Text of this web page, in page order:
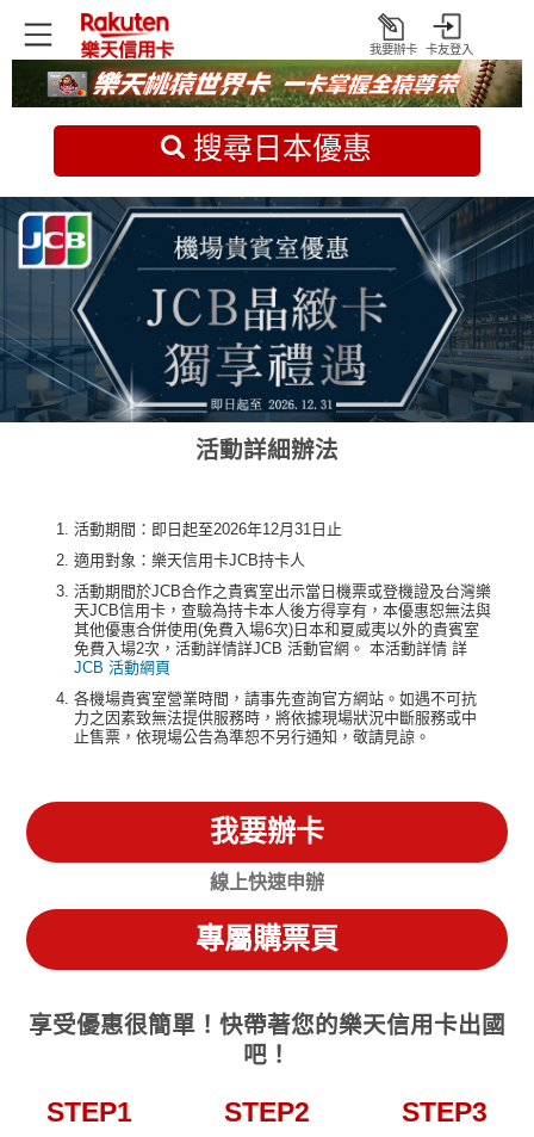
打
我要辦卡 卡友登入
首頁 日本旅遊優惠
搜尋日本優惠
活動詳細辦法
活動期間：即日起至2026年12月31日止
適用對象：樂天信用卡JCB持卡人
活動期間於JCB合作之貴賓室出示當日機票或登機證及台灣樂
天JCB信用卡，查驗為持卡本人後方得享有，本優惠恕無法與
其他優惠合併使用(免費入場6次)日本和夏威夷以外的貴賓室
免費入場2次，活動詳情詳JCB 活動官網。 本活動詳情 詳
JCB 活動網頁
各機場貴賓室營業時間，請事先查詢官方網站。如遇不可抗
力之因素致無法提供服務時，將依據現場狀況中斷服務或中
止售票，依現場公告為準恕不另行通知，敬請見諒。
我要辦卡
線上快速申辦
專屬購票頁
享受優惠很簡單！快帶著您的樂天信用卡出國
吧！
STEP1 STEP2 STEP3